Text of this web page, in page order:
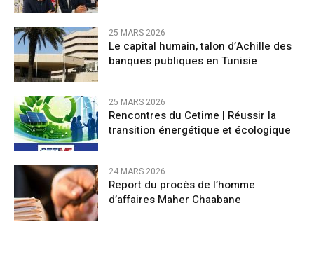
25 MARS 2026
Le capital humain, talon d’Achille des
banques publiques en Tunisie
25 MARS 2026
Rencontres du Cetime | Réussir la
transition énergétique et écologique
24 MARS 2026
Report du procès de l’homme
d’affaires Maher Chaabane